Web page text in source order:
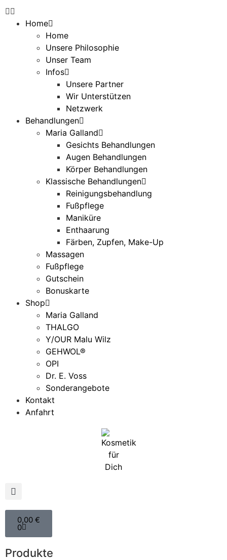
Home
Home
Unsere Philosophie
Unser Team
Infos
Unsere Partner
Wir Unterstützen
Netzwerk
Behandlungen
Maria Galland
Gesichts Behandlungen
Augen Behandlungen
Körper Behandlungen
Klassische Behandlungen
Reinigungsbehandlung
Fußpflege
Maniküre
Enthaarung
Färben, Zupfen, Make-Up
Massagen
Fußpflege
Gutschein
Bonuskarte
Shop
Maria Galland
THALGO
Y/OUR Malu Wilz
GEHWOL®
OPI
Dr. E. Voss
Sonderangebote
Kontakt
Anfahrt
0,00 €
0
Produkte